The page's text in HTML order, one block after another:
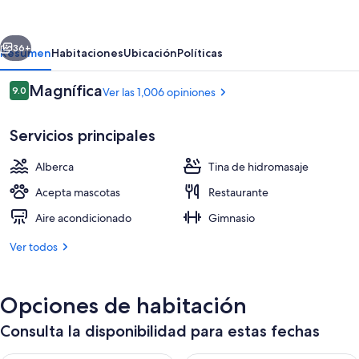
Conference
Center
Recepción
Siguiente
36+
ResumenHabitacionesUbicaciónPolíticas
Opiniones
9.09.0 de 10,
MagníficaVer las 1,006 opiniones
Servicios principales
Alberca
Tina de hidromasaje
Acepta mascotas
Restaurante
Aire acondicionado
Gimnasio
Ver todos
Opciones de habitación
Consulta la disponibilidad para estas fechas